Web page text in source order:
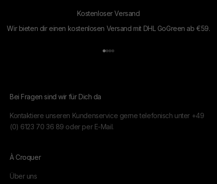
Kostenloser Versand
Wir bieten dir einen kostenlosen Versand mit DHL GoGreen ab €59.
Gehe zu Element 1
Gehe zu Element 2
Gehe zu Element 3
Gehe zu Element 4
Bei Fragen sind wir für Dich da
Kontaktiere unseren Kundenservice gerne telefonisch unter +49
(0) 6123 70 36 89 oder per E-Mail.
À Croquer
Über uns